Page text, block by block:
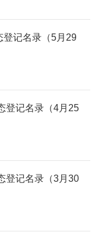
登记名录（5月29